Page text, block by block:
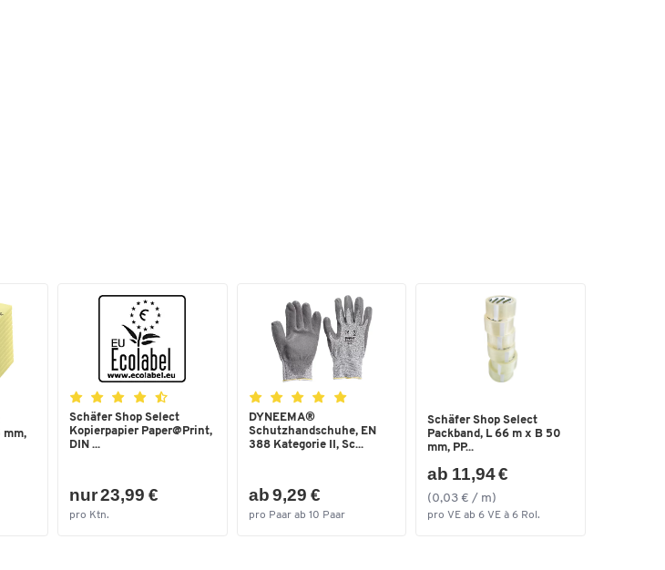
Konformitätserklärung nach DIN EN ISO
mm,
Schäfer Shop Select
Kopierpapier Paper@Print,
DIN ...
nur 23,99 €
pro Ktn.
DYNEEMA®
Schutzhandschuhe, EN
388 Kategorie II, Sc...
ab 9,29 €
pro Paar ab 10 Paar
Schäfer Shop Select
Packband, L 66 m x B 50
mm, PP...
ab 11,94 €
(0,03 € / m)
pro VE ab 6 VE à 6 Rol.